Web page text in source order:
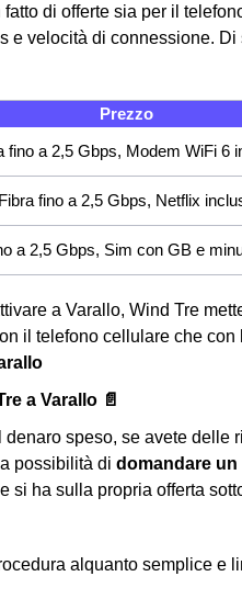
di offerte sia per il
e velocità di connessione. Di
Prezzo
fino a 2,5 Gbps, Modem WiFi 6
Fibra fino a 2,5 Gbps, Netflix
a 2,5 Gbps, Sim con GB e
a Varallo, Wind Tre
il telefono cellulare che
a Varallo 📄
speso, se avete delle
possibilità di domandare
si ha sulla propria offerta
alquanto semplice e